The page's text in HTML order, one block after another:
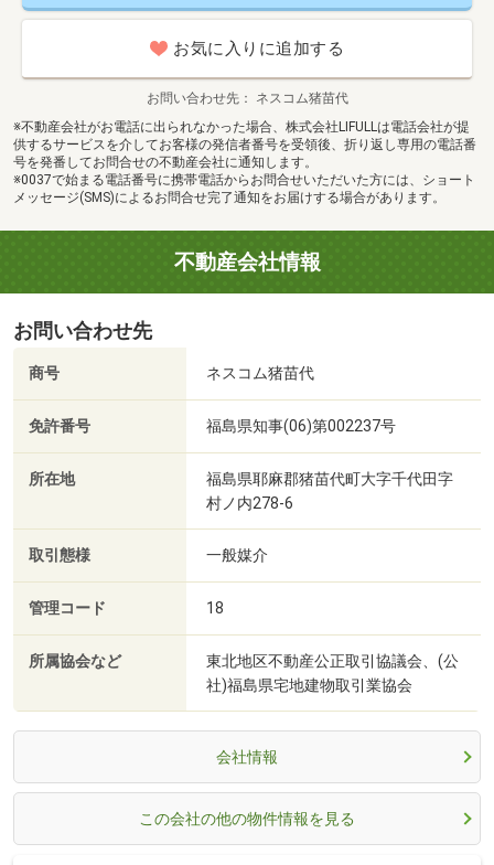
お気に入りに追加する
お問い合わせ先
ネスコム猪苗代
※不動産会社がお電話に出られなかった場合、株式会社LIFULLは電話会社が提
供するサービスを介してお客様の発信者番号を受領後、折り返し専用の電話番
号を発番してお問合せの不動産会社に通知します。
※0037で始まる電話番号に携帯電話からお問合せいただいた方には、ショート
メッセージ(SMS)によるお問合せ完了通知をお届けする場合があります。
不動産会社情報
お問い合わせ先
商号 ネスコム猪苗代
免許番号 福島県知事(06)第002237号
所在地
福島県耶麻郡猪苗代町大字千代田字
村ノ内278-6
取引態様 一般媒介
管理コード 18
所属協会など
東北地区不動産公正取引協議会、(公
社)福島県宅地建物取引業協会
会社情報
この会社の他の物件情報を見る